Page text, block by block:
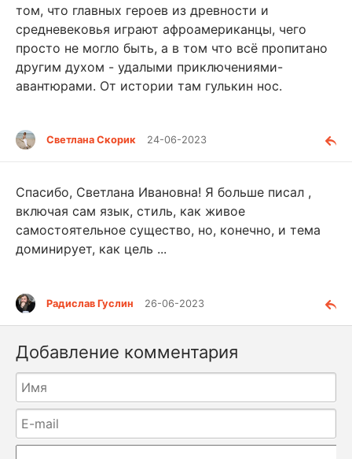
том, что главных героев из древности и
средневековья играют афроамериканцы, чего
просто не могло быть, а в том что всё пропитано
другим духом - удалыми приключениями-
авантюрами. От истории там гулькин нос.
Светлана Скорик 24-06-2023
Спасибо, Светлана Ивановна! Я больше писал ,
включая сам язык, стиль, как живое
самостоятельное существо, но, конечно, и тема
доминирует, как цель ...
Радислав Гуслин 26-06-2023
Добавление комментария